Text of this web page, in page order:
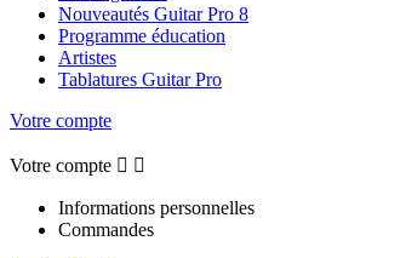
Nouveautés Guitar Pro 8
Programme éducation
Artistes
Tablatures Guitar Pro
Votre compte
Votre compte  
Informations personnelles
Commandes